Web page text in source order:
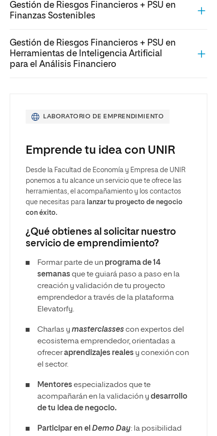
Gestión de Riesgos Financieros + PSU en
Finanzas Sostenibles
Gestión de Riesgos Financieros + PSU en
Herramientas de Inteligencia Artificial
para el Análisis Financiero
LABORATORIO DE EMPRENDIMIENTO
Emprende tu idea con UNIR
Desde la Facultad de Economía y Empresa de UNIR
ponemos a tu alcance un servicio que te ofrece las
herramientas, el acompañamiento y los contactos
que necesitas para lanzar tu proyecto de negocio
con éxito.
¿Qué obtienes al solicitar nuestro
servicio de emprendimiento?
Formar parte de un programa de 14
semanasque te guiará paso a paso en la
creación y validación de tu proyecto
emprendedor a través de la plataforma
Elevatorfy.
Charlas y masterclassescon expertos del
ecosistema emprendedor, orientadas a
ofreceraprendizajes reales y conexión con
el sector.
Mentoresespecializados que te
acompañarán en la validación y desarrollo
de tu idea de negocio.
Participar en el Demo Day: la posibilidad